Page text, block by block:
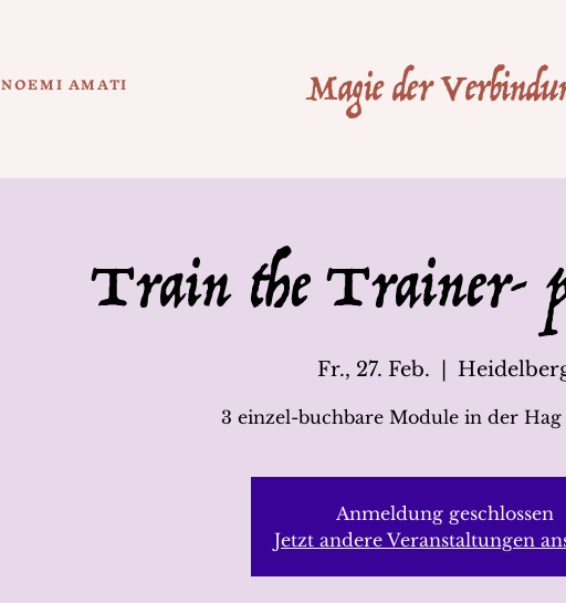
NOEMI AMATI Magie der
Train the Trainer-
Fr., 27. Feb.
3 einzel-buchbare Module in der
Anmeldung geschlossen
Jetzt andere Veranstaltungen